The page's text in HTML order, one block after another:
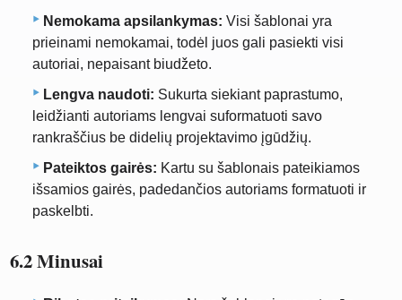
Nemokama apsilankymas: Visi šablonai yra
prieinami nemokamai, todėl juos gali pasiekti visi
autoriai, nepaisant biudžeto.
Lengva naudoti: Sukurta siekiant paprastumo,
leidžianti autoriams lengvai suformatuoti savo
rankraščius be didelių projektavimo įgūdžių.
Pateiktos gairės: Kartu su šablonais pateikiamos
išsamios gairės, padedančios autoriams formatuoti ir
paskelbti.
6.2 Minusai